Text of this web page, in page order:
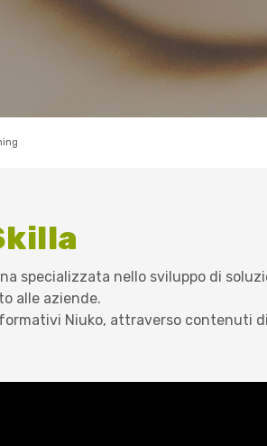
specializzata nello sviluppo di
alle aziende.
Niuko, attraverso contenuti